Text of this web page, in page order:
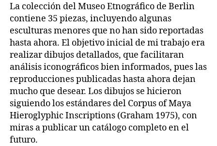
La colección del Museo Etnográfico de Berlin
contiene 35 piezas, incluyendo algunas
esculturas menores que no han sido reportadas
hasta ahora. El objetivo inicial de mi trabajo era
realizar dibujos detallados, que facilitaran
análisis iconográficos bien informados, pues las
reproducciones publicadas hasta ahora dejan
mucho que desear. Los dibujos se hicieron
siguiendo los estándares del Corpus of Maya
Hieroglyphic Inscriptions (Graham 1975), con
miras a publicar un catálogo completo en el
futuro.